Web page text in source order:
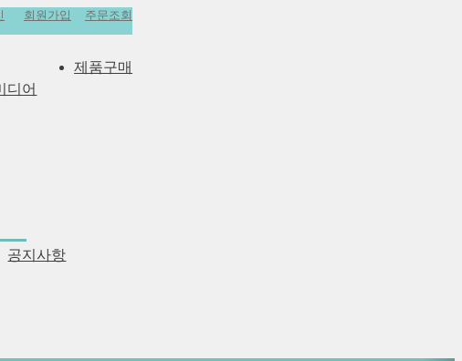
회원가입 주문조회
디어
제품구매
공지사항